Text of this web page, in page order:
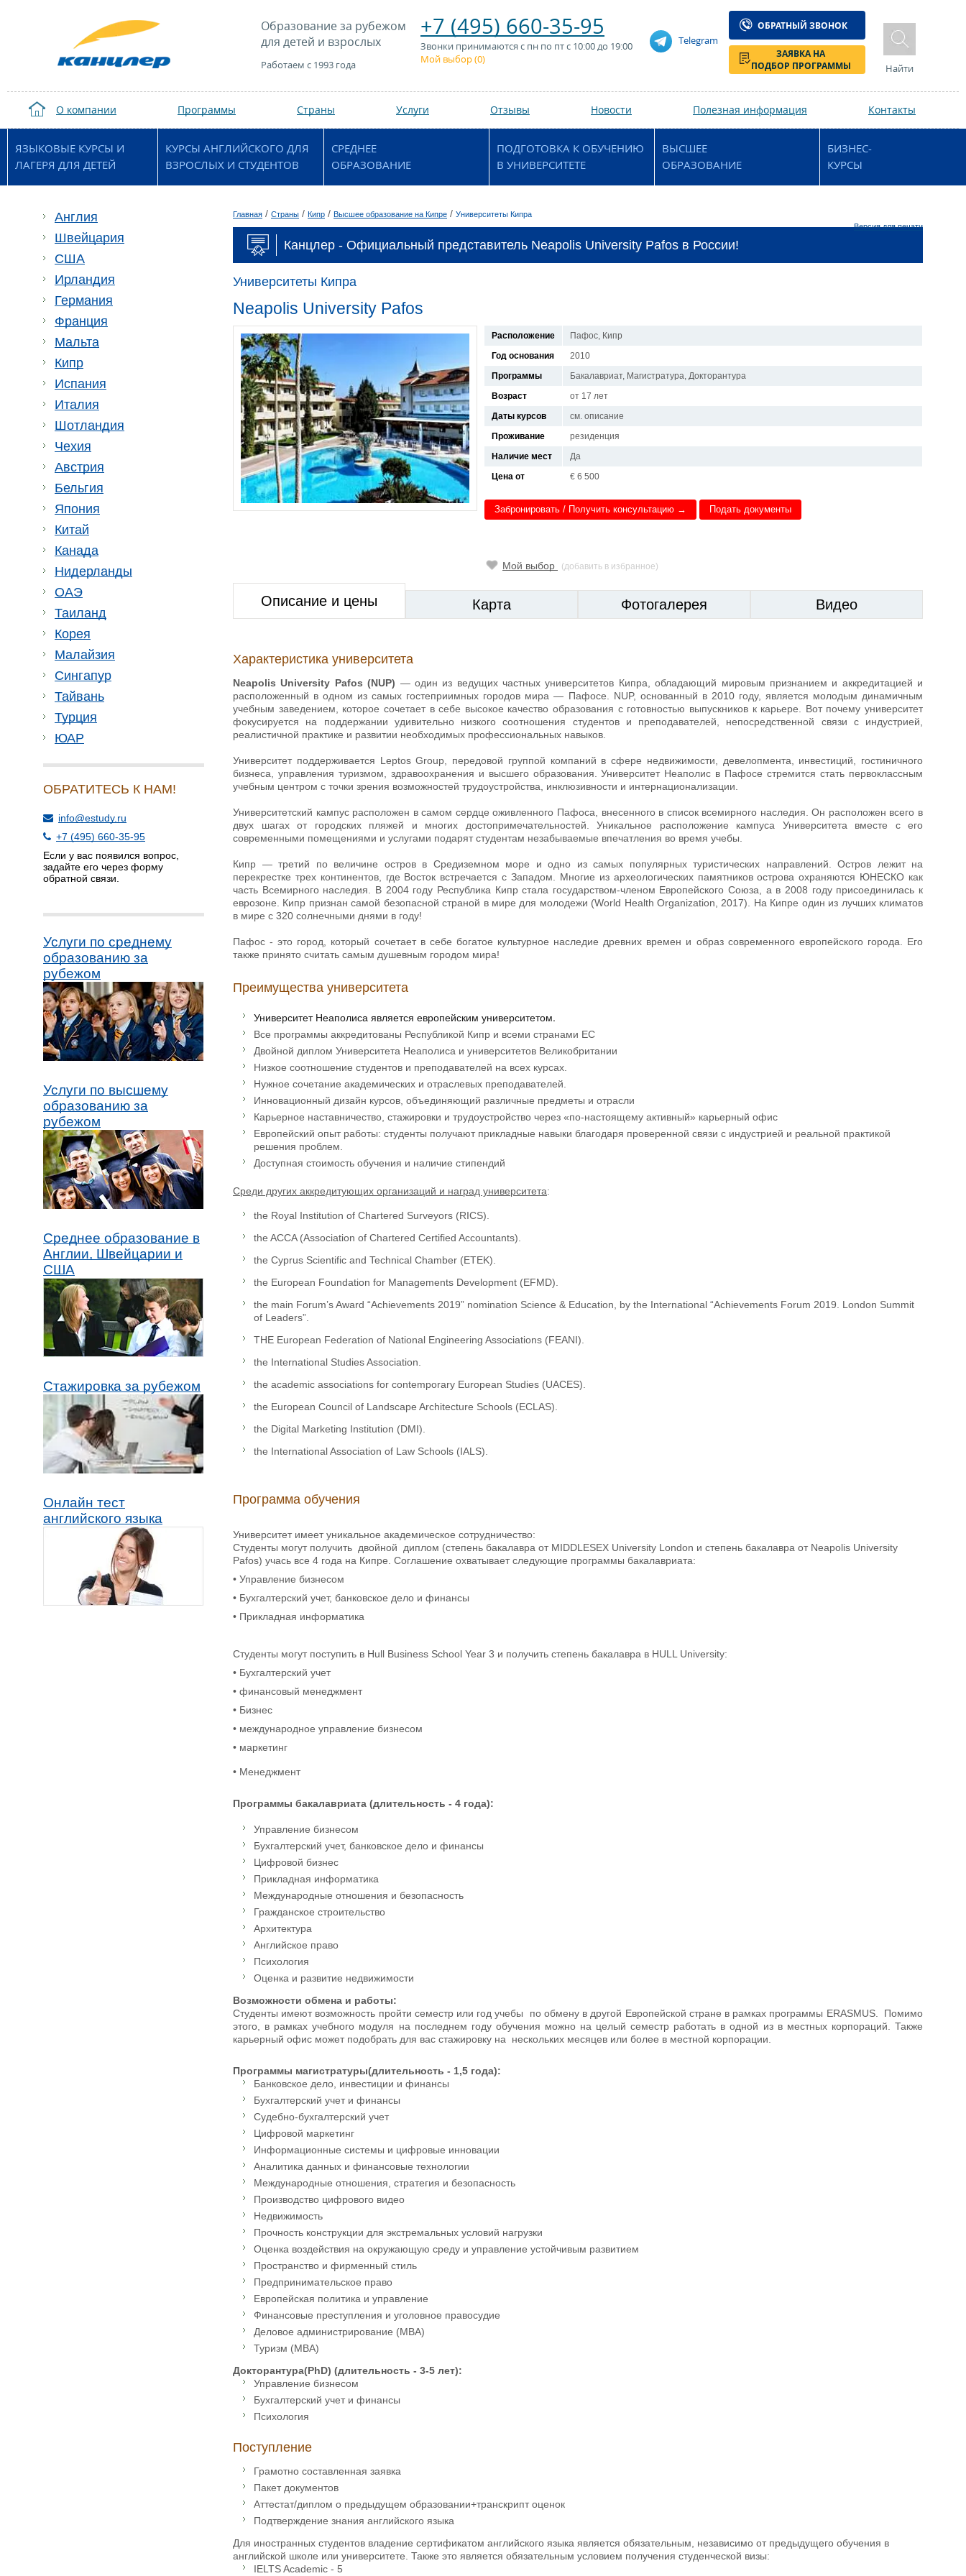
Образование за рубежом
для детей и взрослых
Работаем с 1993 года
+7 (495) 660-35-95
Звонки принимаются с пн по пт с 10:00 до 19:00
Мой выбор (0)
Telegram
ОБРАТНЫЙ ЗВОНОК
ЗАЯВКА НА
ПОДБОР ПРОГРАММЫ
Найти
О компании Программы Страны Услуги Отзывы Новости Полезная информация Контакты
ЯЗЫКОВЫЕ КУРСЫ И
ЛАГЕРЯ ДЛЯ ДЕТЕЙ
КУРСЫ АНГЛИЙСКОГО ДЛЯ
ВЗРОСЛЫХ И СТУДЕНТОВ
СРЕДНЕЕ
ОБРАЗОВАНИЕ
ПОДГОТОВКА К ОБУЧЕНИЮ
В УНИВЕРСИТЕТЕ
ВЫСШЕЕ
ОБРАЗОВАНИЕ
БИЗНЕС-
КУРСЫ
Англия
Швейцария
США
Ирландия
Германия
Франция
Мальта
Кипр
Испания
Италия
Шотландия
Чехия
Австрия
Бельгия
Япония
Китай
Канада
Нидерланды
ОАЭ
Таиланд
Корея
Малайзия
Сингапур
Тайвань
Турция
ЮАР
ОБРАТИТЕСЬ К НАМ!
info@estudy.ru
+7 (495) 660-35-95
Если у вас появился вопрос,
задайте его через форму
обратной связи.
Услуги по среднему
образованию за
рубежом
Услуги по высшему
образованию за
рубежом
Среднее образование в
Англии, Швейцарии и
США
Стажировка за рубежом
Онлайн тест
английского языка
Главная / Страны / Кипр / Высшее образование на Кипре / Университеты Кипра
Версия для печати
Канцлер - Официальный представитель Neapolis University Pafos в России!
Университеты Кипра
Neapolis University Pafos
Расположение
Пафос, Кипр
Год основания
2010
Программы
Бакалавриат, Магистратура, Докторантура
Возраст
от 17 лет
Даты курсов
см. описание
Проживание
резиденция
Наличие мест
Да
Цена от
€ 6 500
Забронировать / Получить консультацию → Подать документы
Мой выбор (добавить в избранное)
Описание и цены Карта Фотогалерея Видео
Характеристика университета
Neapolis University Pafos (NUP) — один из ведущих частных университетов Кипра, обладающий мировым признанием и аккредитацией и
расположенный в одном из самых гостеприимных городов мира — Пафосе. NUP, основанный в 2010 году, является молодым динамичным
учебным заведением, которое сочетает в себе высокое качество образования с готовностью выпускников к карьере. Вот почему университет
фокусируется на поддержании удивительно низкого соотношения студентов и преподавателей, непосредственной связи с индустрией,
реалистичной практике и развитии необходимых профессиональных навыков.
Университет поддерживается Leptos Group, передовой группой компаний в сфере недвижимости, девелопмента, инвестиций, гостиничного
бизнеса, управления туризмом, здравоохранения и высшего образования. Университет Неаполис в Пафосе стремится стать первоклассным
учебным центром с точки зрения возможностей трудоустройства, инклюзивности и интернационализации.
Университетский кампус расположен в самом сердце оживленного Пафоса, внесенного в список всемирного наследия. Он расположен всего в
двух шагах от городских пляжей и многих достопримечательностей. Уникальное расположение кампуса Университета вместе с его
современными помещениями и услугами подарят студентам незабываемые впечатления во время учебы.
Кипр — третий по величине остров в Средиземном море и одно из самых популярных туристических направлений. Остров лежит на
перекрестке трех континентов, где Восток встречается с Западом. Многие из археологических памятников острова охраняются ЮНЕСКО как
часть Всемирного наследия. В 2004 году Республика Кипр стала государством-членом Европейского Союза, а в 2008 году присоединилась к
еврозоне. Кипр признан самой безопасной страной в мире для молодежи (World Health Organization, 2017). На Кипре один из лучших климатов
в мире с 320 солнечными днями в году!
Пафос - это город, который сочетает в себе богатое культурное наследие древних времен и образ современного европейского города. Его
также принято считать самым душевным городом мира!
Преимущества университета
Университет Неаполиса является европейским университетом.
Все программы аккредитованы Республикой Кипр и всеми странами ЕС
Двойной диплом Университета Неаполиса и университетов Великобритании
Низкое соотношение студентов и преподавателей на всех курсах.
Нужное сочетание академических и отраслевых преподавателей.
Инновационный дизайн курсов, объединяющий различные предметы и отрасли
Карьерное наставничество, стажировки и трудоустройство через «по-настоящему активный» карьерный офис
Европейский опыт работы: студенты получают прикладные навыки благодаря проверенной связи с индустрией и реальной практикой
решения проблем.
Доступная стоимость обучения и наличие стипендий
Среди других аккредитующих организаций и наград университета:
the Royal Institution of Chartered Surveyors (RICS).
the ACCA (Association of Chartered Certified Accountants).
the Cyprus Scientific and Technical Chamber (ETEK).
the European Foundation for Managements Development (EFMD).
the main Forum’s Award “Achievements 2019” nomination Science & Education, by the International “Achievements Forum 2019. London Summit
of Leaders”.
THE European Federation of National Engineering Associations (FEANI).
the International Studies Association.
the academic associations for contemporary European Studies (UACES).
the European Council of Landscape Architecture Schools (ECLAS).
the Digital Marketing Institution (DMI).
the International Association of Law Schools (IALS).
Программа обучения
Университет имеет уникальное академическое сотрудничество:
Студенты могут получить двойной диплом (степень бакалавра от MIDDLESEX University London и степень бакалавра от Neapolis University
Pafos) учась все 4 года на Кипре. Соглашение охватывает следующие программы бакалавриата:
• Управление бизнесом
• Бухгалтерский учет, банковское дело и финансы
• Прикладная информатика
Студенты могут поступить в Hull Business School Year 3 и получить степень бакалавра в HULL University:
• Бухгалтерский учет
• финансовый менеджмент
• Бизнес
• международное управление бизнесом
• маркетинг
• Менеджмент
Программы бакалавриата (длительность - 4 года):
Управление бизнесом
Бухгалтерский учет, банковское дело и финансы
Цифровой бизнес
Прикладная информатика
Международные отношения и безопасность
Гражданское строительство
Архитектура
Английское право
Психология
Оценка и развитие недвижимости
Возможности обмена и работы:
Студенты имеют возможность пройти семестр или год учебы по обмену в другой Европейской стране в рамках программы ERASMUS. Помимо
этого, в рамках учебного модуля на последнем году обучения можно на целый семестр работать в одной из в местных корпораций. Также
карьерный офис может подобрать для вас стажировку на нескольких месяцев или более в местной корпорации.
Программы магистратуры(длительность - 1,5 года):
Банковское дело, инвестиции и финансы
Бухгалтерский учет и финансы
Судебно-бухгалтерский учет
Цифровой маркетинг
Информационные системы и цифровые инновации
Аналитика данных и финансовые технологии
Международные отношения, стратегия и безопасность
Производство цифрового видео
Недвижимость
Прочность конструкции для экстремальных условий нагрузки
Оценка воздействия на окружающую среду и управление устойчивым развитием
Пространство и фирменный стиль
Предпринимательское право
Европейская политика и управление
Финансовые преступления и уголовное правосудие
Деловое администрирование (MBA)
Туризм (MBA)
Докторантура(PhD) (длительность - 3-5 лет):
Управление бизнесом
Бухгалтерский учет и финансы
Психология
Поступление
Грамотно составленная заявка
Пакет документов
Аттестат/диплом о предыдущем образовании+транскрипт оценок
Подтверждение знания английского языка
Для иностранных студентов владение сертификатом английского языка является обязательным, независимо от предыдущего обучения в
английской школе или университете. Также это является обязательным условием получения студенческой визы:
IELTS Academic - 5